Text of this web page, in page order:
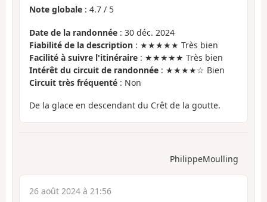
Note globale : 4.7 / 5
Date de la randonnée : 30 déc. 2024
Fiabilité de la description : ★★★★★ Très bien
Facilité à suivre l'itinéraire : ★★★★★ Très bien
Intérêt du circuit de randonnée : ★★★★☆ Bien
Circuit très fréquenté : Non
De la glace en descendant du Crêt de la goutte.
PhilippeMoulling
26 août 2024 à 21:56